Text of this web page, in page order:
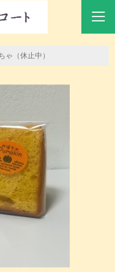
ゃ（休止中）